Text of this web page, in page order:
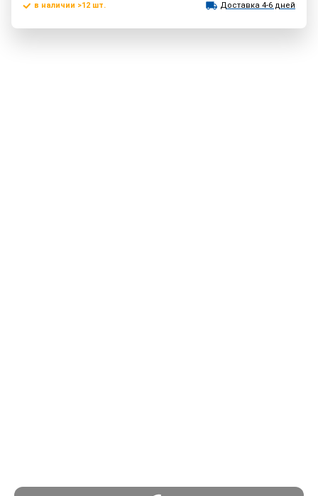
в наличии >12 шт. Доставка 4-6 дней